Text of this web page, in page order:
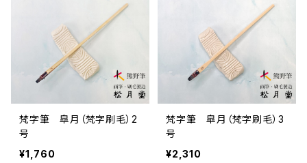
梵字筆 皐月（梵字刷毛）2
号
¥1,760
梵字筆 皐月（梵字刷毛）3
号
¥2,310